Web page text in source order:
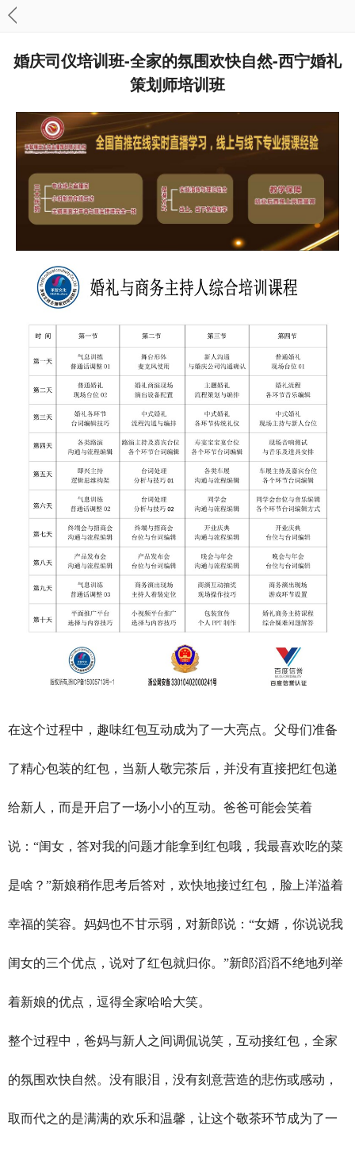
婚庆司仪培训班-全家的氛围欢快自然-西宁婚礼
策划师培训班
在这个过程中，趣味红包互动成为了一大亮点。父母们准备
了精心包装的红包，当新人敬完茶后，并没有直接把红包递
给新人，而是开启了一场小小的互动。爸爸可能会笑着
说：“闺女，答对我的问题才能拿到红包哦，我最喜欢吃的菜
是啥？”新娘稍作思考后答对，欢快地接过红包，脸上洋溢着
幸福的笑容。妈妈也不甘示弱，对新郎说：“女婿，你说说我
闺女的三个优点，说对了红包就归你。”新郎滔滔不绝地列举
着新娘的优点，逗得全家哈哈大笑。
整个过程中，爸妈与新人之间调侃说笑，互动接红包，全家
的氛围欢快自然。没有眼泪，没有刻意营造的悲伤或感动，
取而代之的是满满的欢乐和温馨，让这个敬茶环节成为了一